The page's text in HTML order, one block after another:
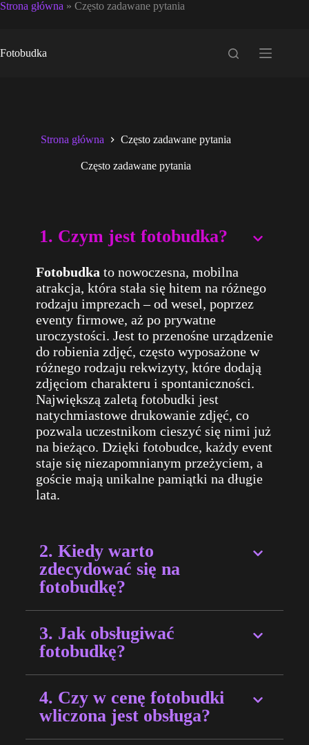
Strona główna » Często zadawane pytania
do
treści
Fotobudka
Strona główna Często zadawane pytania
Często zadawane pytania
1. Czym jest fotobudka?
Fotobudka to nowoczesna, mobilna
atrakcja, która stała się hitem na różnego
rodzaju imprezach – od wesel, poprzez
eventy firmowe, aż po prywatne
uroczystości. Jest to przenośne urządzenie
do robienia zdjęć, często wyposażone w
różnego rodzaju rekwizyty, które dodają
zdjęciom charakteru i spontaniczności.
Największą zaletą fotobudki jest
natychmiastowe drukowanie zdjęć, co
pozwala uczestnikom cieszyć się nimi już
na bieżąco. Dzięki fotobudce, każdy event
staje się niezapomnianym przeżyciem, a
goście mają unikalne pamiątki na długie
lata.
2. Kiedy warto
zdecydować się na
fotobudkę?
3. Jak obsługiwać
fotobudkę?
4. Czy w cenę fotobudki
wliczona jest obsługa?